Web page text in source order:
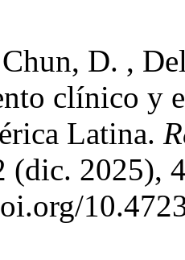
D. ,
clínico y
Latina.
(dic. 2025),